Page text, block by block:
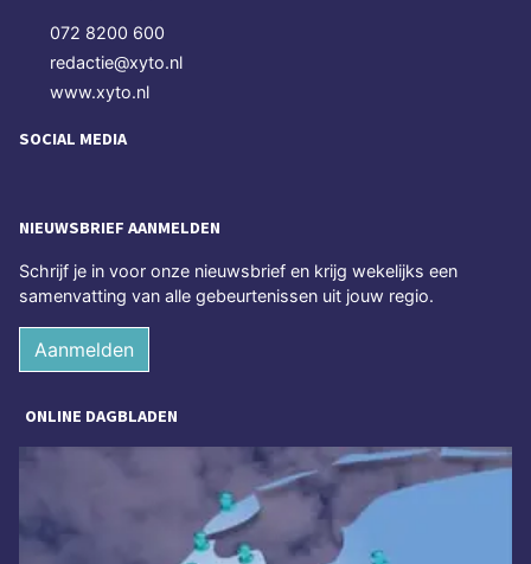
072 8200 600
redactie@xyto.nl
www.xyto.nl
SOCIAL MEDIA
NIEUWSBRIEF AANMELDEN
Schrijf je in voor onze nieuwsbrief en krijg wekelijks een
samenvatting van alle gebeurtenissen uit jouw regio.
Aanmelden
ONLINE DAGBLADEN